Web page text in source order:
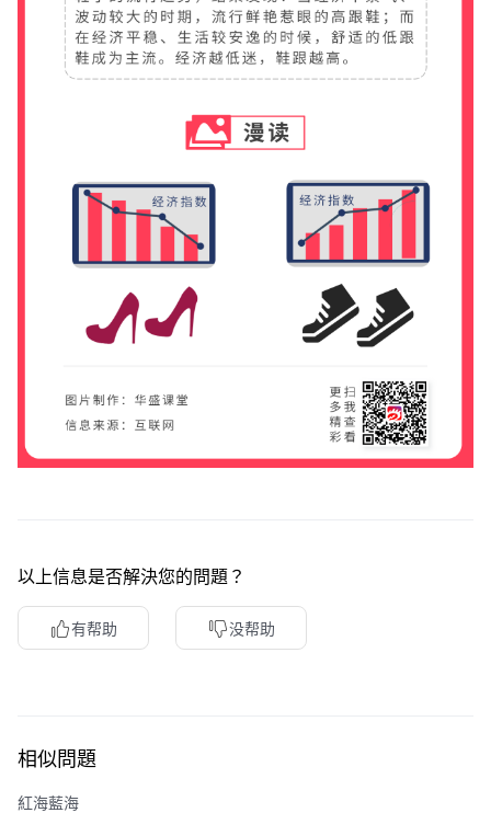
以上信息是否解決您的問題？
有帮助 没帮助
相似問題
紅海藍海